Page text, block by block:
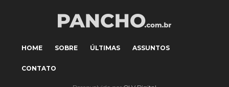
HOME SOBRE ÚLTIMAS ASSUNTOS
CONTATO